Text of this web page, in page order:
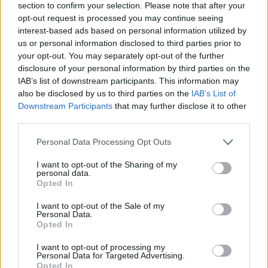
section to confirm your selection. Please note that after your
opt-out request is processed you may continue seeing
interest-based ads based on personal information utilized by
us or personal information disclosed to third parties prior to
your opt-out. You may separately opt-out of the further
disclosure of your personal information by third parties on the
IAB’s list of downstream participants. This information may
also be disclosed by us to third parties on the IAB’s List of
Downstream Participants that may further disclose it to other
Personal Data Processing Opt Outs
I want to opt-out of the Sharing of my
personal data.
Opted In
I want to opt-out of the Sale of my
Personal Data.
Opted In
I want to opt-out of processing my
Personal Data for Targeted Advertising.
Opted In
KATEGORIJE Družba
Sorodno
Več iz kategorije Družba
Vročina lahko vpliva tudi na delovanje
6. avgust 2026
Sušne razmere bodo vztrajale še vsaj